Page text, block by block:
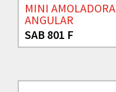
MINI AMOLADORA
ANGULAR
SAB 801 F